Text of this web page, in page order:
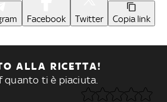
Facebook Twitter Copia link
ALLA RICETTA!
quanto ti è piaciuta.